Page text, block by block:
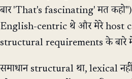
बार 'That's fascinating' मत कहो")
English-centric थे और मेरे host
structural requirements के बारे
समाधान structural था, lexical